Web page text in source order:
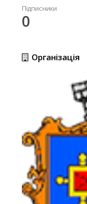
Підписники
0
Організація